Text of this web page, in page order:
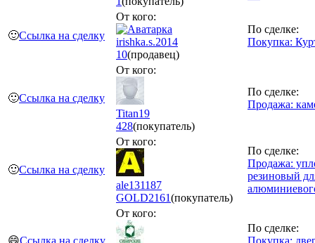
🙂Ссылка на сделку
От кого:
irishka.s.2014
10(продавец)
По сделке:
Покупка:
🙂Ссылка на сделку
От кого:
Titan19
428(покупатель)
По сделке:
Продажа:
🙂Ссылка на сделку
От кого:
ale131187
GOLD2161(покупатель)
По сделке:
Продажа:
резиновый
😄Ссылка на сделку
От кого:
По сделке:
Покупка: